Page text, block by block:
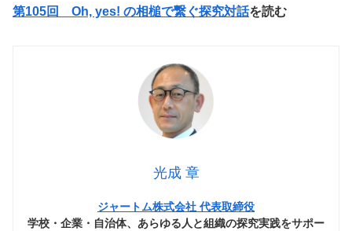
第105回 Oh, yes! の相槌で繋ぐ探究対話を読む
光成 章
ジャートム株式会社 代表取締役
学校・企業・自治体、あらゆる人と組織の探究実践をサポー